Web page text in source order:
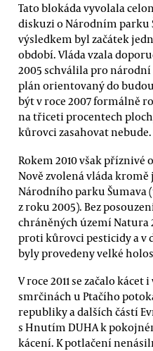
Tato blokáda vyvolala
diskuzi o Národním parku
výsledkem byl začátek
období. Vláda vzala
2005 schválila pro
plán orientovaný do
být v roce 2007 formálně
na třiceti procentech
kůrovci zasahovat nebude.
Rokem 2010 však příznivé
Nově zvolená vláda
Národního parku Šumava
z roku 2005). Bez
chráněných území Natura
proti kůrovci pesticidy a v
byly provedeny velké
V roce 2011 se začalo
smrčinách u Ptačího
republiky a dalších částí
s Hnutím DUHA k
kácení. K potlačení